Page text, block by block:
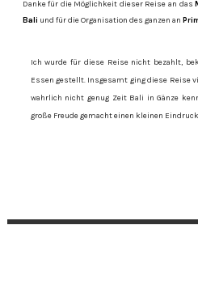
Danke für die Möglichkeit dieser Reise an das
Bali und für die Organisation des ganzen an
Ich wurde für diese Reise nicht bezahlt,
Essen gestellt. Insgesamt ging diese Reise
wahrlich nicht genug Zeit Bali in Gänze
große Freude gemacht einen kleinen